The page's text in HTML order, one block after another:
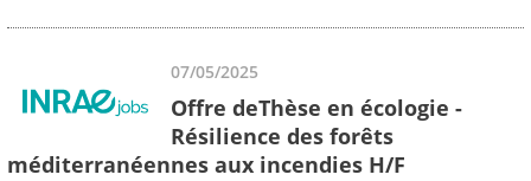
07/05/2025
Offre deThèse en écologie -
Résilience des forêts
méditerranéennes aux incendies H/F